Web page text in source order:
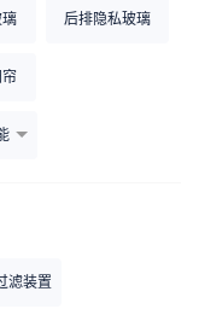
后排隐私玻璃
滤装置